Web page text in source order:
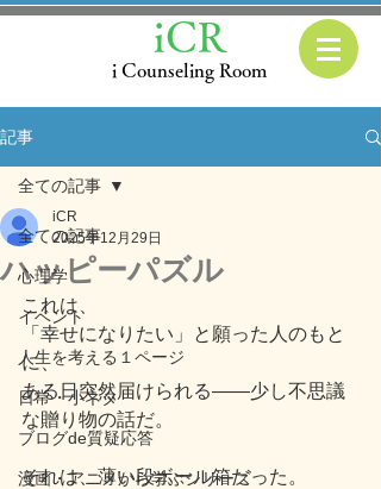
i Counseling Room
iCR
記事
全ての記事
心理学
イベント
人生を考える１ページ
日常・小ネタ
ブログde質疑応答
漫画・アニメから学ぶシリーズ
全ての記事
ハッピーパズル
iCR
2025年12月29日
これは、
「幸せになりたい」と願った人のもと
に、
ある日突然届けられる――少し不思議
な贈り物の話だ。
それは、薄い段ボール箱だった。